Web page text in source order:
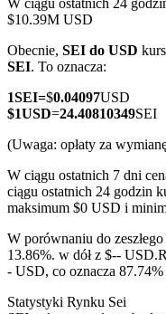
TradFi
Instrumenty
towary
Kontrakty
W ciągu ostatnich 24
$10.39M USD
Obecnie, SEI do USD
SEI. To oznacza:
1SEI=$0.04097USD
$1USD=24.40810349SEI
(Uwaga: opłaty za
W ciągu ostatnich 7 dni
ciągu ostatnich 24 godzin
maksimum $0 USD i
W porównaniu do zeszłego
13.86%. w dół z $-- USD.
- USD, co oznacza
Statystyki Rynku Sei